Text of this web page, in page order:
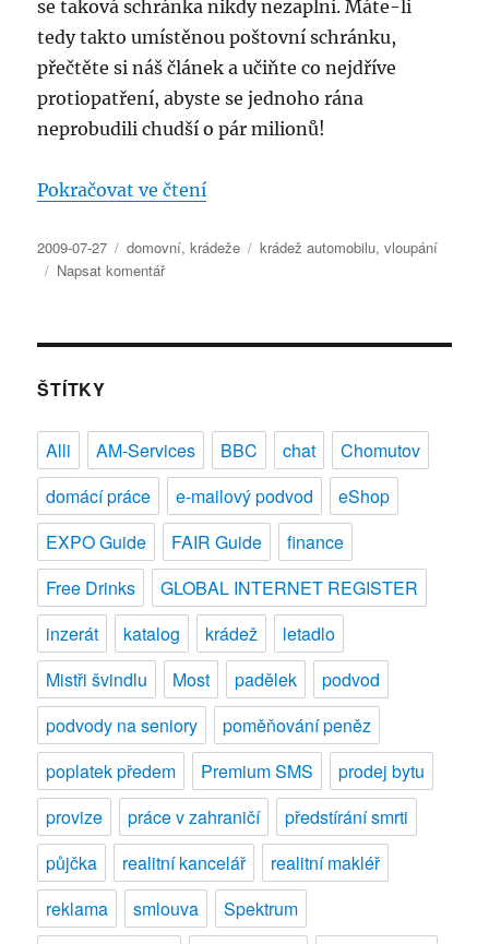
se taková schránka nikdy nezaplní. Máte-li
tedy takto umístěnou poštovní schránku,
přečtěte si náš článek a učiňte co nejdříve
protiopatření, abyste se jednoho rána
neprobudili chudší o pár milionů!
Pokračovat ve čtení„Vloupání do domu přes
Publikováno:
2009-07-27 Rubriky:
domovní,krádeže Štítky:
krádež automobilu,vloupání
Napsat komentářpro
názvem
přes
poštovní
schránku
na
domovních
dveřích
ŠTÍTKY
Alli AM-Services BBC chat
Chomutov
domácí práce
e-mailový podvod
eShop
EXPO Guide
FAIR Guide
finance
Free Drinks
GLOBAL INTERNET REGISTER
inzerát
katalog krádež
letadlo
Mistři švindlu
Most padělek
podvod
podvody na seniory
poměňování peněz
poplatek předem
Premium SMS
prodej bytu
provize
práce v zahraničí
předstírání smrti
půjčka
realitní kancelář
realitní makléř
reklama
smlouva
Spektrum